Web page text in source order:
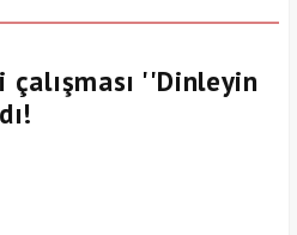
çalışması ''Dinleyin